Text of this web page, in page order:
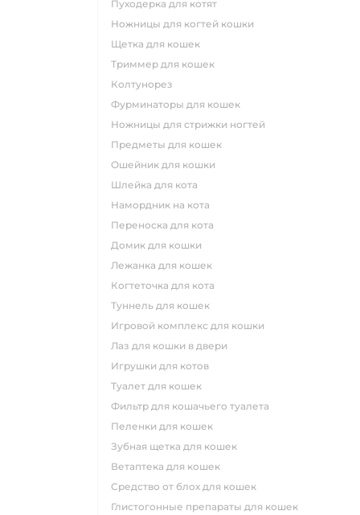
пуходерка для котят
ножницы для когтей кошки
щетка для кошек
триммер для кошек
колтунорез
фурминаторы для кошек
ножницы для стрижки ногтей
предметы для кошек
ошейник для кошки
шлейка для кота
намордник на кота
переноска для кота
домик для кошки
лежанка для кошек
когтеточка для кота
туннель для кошек
игровой комплекс для кошки
лаз для кошки в двери
игрушки для котов
туалет для кошек
фильтр для кошачьего туалета
пеленки для кошек
зубная щетка для кошек
ветаптека для кошек
средство от блох для кошек
глистогонные препараты для кошек